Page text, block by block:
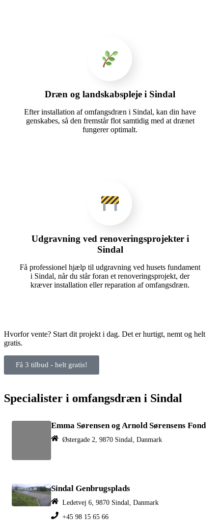
Dræn og landskabspleje i Sindal
Efter installation af omfangsdræn i Sindal, kan din have
genskabes, så den fremstår flot samtidig med at drænet
fungerer optimalt.
Udgravning ved renoveringsprojekter i
Sindal
Få professionel hjælp til udgravning ved husets fundament
i Sindal, når du står foran et renoveringsprojekt, der
kræver installation eller reparation af omfangsdræn.
Hvorfor vente? Start dit projekt i dag. Det er hurtigt, nemt og helt
gratis.
Få 3 tilbud - helt gratis!
Specialister i omfangsdræn i Sindal
Emma Sørensen og Arnold Sørensens Fond
Østergade 2, 9870 Sindal, Danmark
Sindal Genbrugsplads
Ledetvej 6, 9870 Sindal, Danmark
+45 98 15 65 66